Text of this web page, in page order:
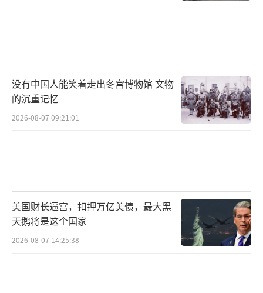
没有中国人能笑着走出冬宫博物馆 文物
的沉重记忆
2026-08-07 09:21:01
美国财长逼宫，扣押万亿美债，最大黑
天鹅将是这个国家
2026-08-07 14:25:38